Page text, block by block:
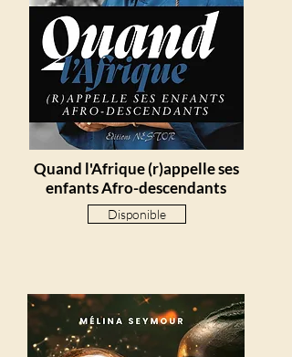
Quand l'Afrique (r)appelle ses
enfants Afro-descendants
Disponible